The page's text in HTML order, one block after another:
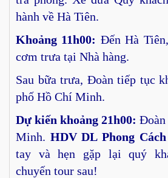
hành về Hà Tiên.
Khoảng 11h00: Đến Hà
cơm trưa tại Nhà hàng.
Sau bữa trưa, Đoàn tiếp tục
phố Hồ Chí Minh.
Dự kiến khoảng 21h00: Đoàn
Minh. HDV DL Phong
tay và hẹn gặp lại quý
chuyến tour sau!